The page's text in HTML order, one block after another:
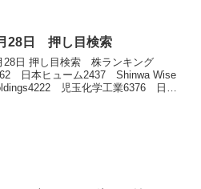
28日 押し目検索
28日 押し目検索 株ランキング
日本ヒューム2437 Shinwa Wise
児玉化学工業6376 日機